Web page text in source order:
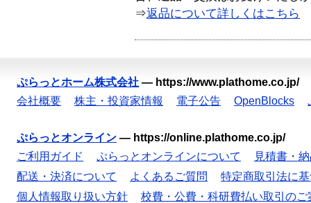
⇒返品について詳しくはこちら
ぷらっとホーム株式会社 — https://www.plathome.co.jp/
会社概要
株主・投資家情報 電子公告 OpenBlocks
ぷらっとオンライン — https://online.plathome.co.jp/
ご利用ガイド
ぷらっとオンラインについて
見積書・
配送・決済について
よくあるご質問
特定商取引法に
個人情報取り扱い方針
校費・公費・科研費払い取引のご